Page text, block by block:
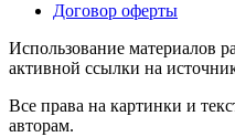
Договор оферты
Использование материалов
активной ссылки на
Все права на картинки и
авторам.